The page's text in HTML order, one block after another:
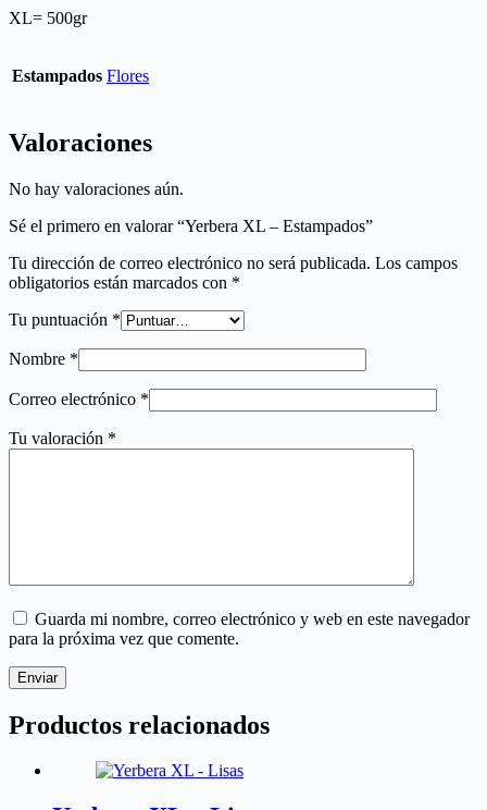
XL= 500gr
Estampados Flores
Valoraciones
No hay valoraciones aún.
Sé el primero en valorar “Yerbera XL – Estampados”
Tu dirección de correo electrónico no será publicada. Los campos
obligatorios están marcados con *
Tu puntuación *
Nombre *
Correo electrónico *
Tu valoración *
Guarda mi nombre, correo electrónico y web en este navegador
para la próxima vez que comente.
Enviar
Productos relacionados